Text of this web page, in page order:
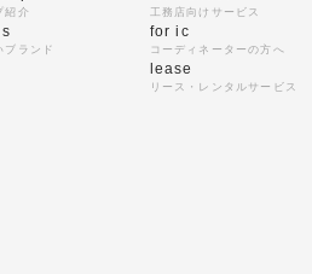
紹介
ブランド
工務店向けサービス
for ic
コーディネーターの方へ
lease
リース・レンタルサービス